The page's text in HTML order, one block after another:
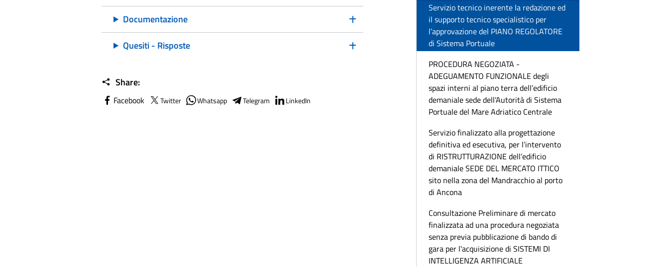
Documentazione
Quesiti - Risposte
Share:
Facebook Twitter Whatsapp Telegram LinkedIn
Servizio tecnico inerente la redazione ed
il supporto tecnico specialistico per
l’approvazione del PIANO REGOLATORE
di Sistema Portuale
PROCEDURA NEGOZIATA -
ADEGUAMENTO FUNZIONALE degli
spazi interni al piano terra dell’edificio
demaniale sede dell’Autorità di Sistema
Portuale del Mare Adriatico Centrale
Servizio finalizzato alla progettazione
definitiva ed esecutiva, per l’intervento
di RISTRUTTURAZIONE dell’edificio
demaniale SEDE DEL MERCATO ITTICO
sito nella zona del Mandracchio al porto
di Ancona
Consultazione Preliminare di mercato
finalizzata ad una procedura negoziata
senza previa pubblicazione di bando di
gara per l'acquisizione di SISTEMI DI
INTELLIGENZA ARTIFICIALE